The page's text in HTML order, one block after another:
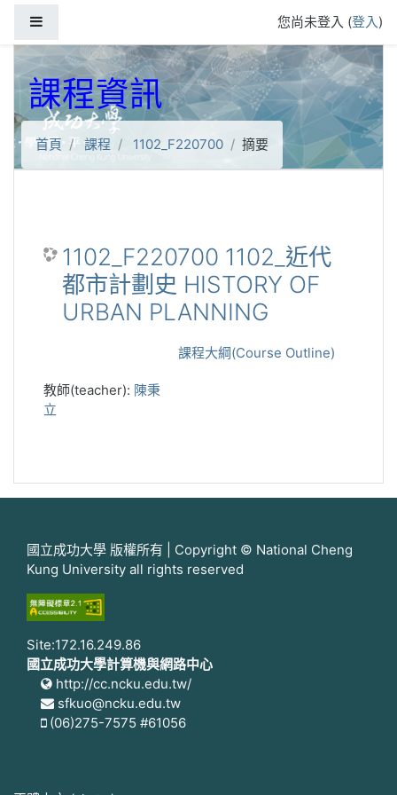
您尚未登入 (登入)
課程資訊
首頁 課程 1102_F220700 摘要
1102_F220700 1102_近代
都市計劃史 HISTORY OF
URBAN PLANNING
課程大綱(Course Outline)
教師(teacher): 陳秉
立
國立成功大學 版權所有 | Copyright © National Cheng
Kung University all rights reserved
Site:172.16.249.86
國立成功大學計算機與網路中心
http://cc.ncku.edu.tw/
sfkuo@ncku.edu.tw
(06)275-7575 #61056